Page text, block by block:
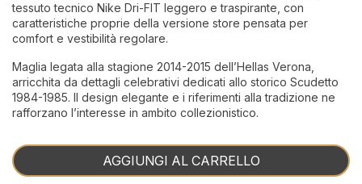
tessuto tecnico Nike Dri-FIT leggero e traspirante, con
caratteristiche proprie della versione store pensata per
comfort e vestibilità regolare.
Maglia legata alla stagione 2014-2015 dell’Hellas Verona,
arricchita da dettagli celebrativi dedicati allo storico Scudetto
1984-1985. Il design elegante e i riferimenti alla tradizione ne
rafforzano l’interesse in ambito collezionistico.
AGGIUNGI AL CARRELLO